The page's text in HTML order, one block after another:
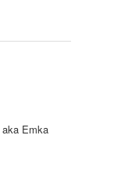
aka Emka